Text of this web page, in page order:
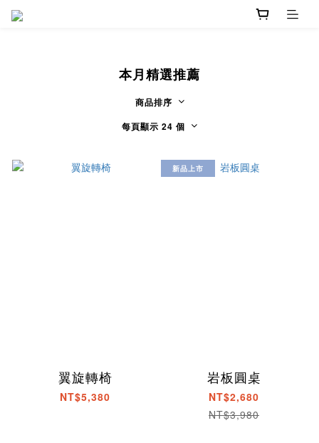
本月精選推薦
商品排序
每頁顯示 24 個
翼旋轉椅
NT$5,380
新品上市
岩板圓桌
NT$2,680
NT$3,980